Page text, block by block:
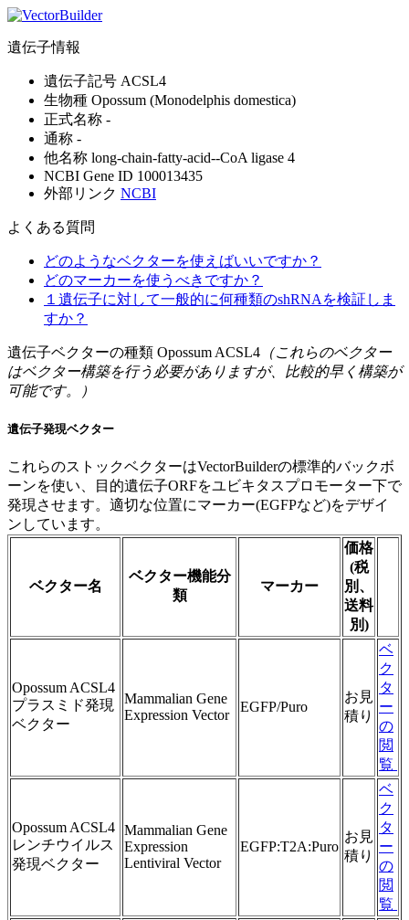
遺伝子情報
遺伝子記号 ACSL4
生物種 Opossum (Monodelphis domestica)
正式名称 -
通称 -
他名称 long-chain-fatty-acid--CoA ligase 4
NCBI Gene ID 100013435
外部リンク NCBI
よくある質問
どのようなベクターを使えばいいですか？
どのマーカーを使うべきですか？
１遺伝子に対して一般的に何種類のshRNAを検証しま
すか？
遺伝子ベクターの種類 Opossum ACSL4 （これらのベクター
はベクター構築を行う必要がありますが、比較的早く構築が
可能です。）
遺伝子発現ベクター
これらのストックベクターはVectorBuilderの標準的バックボ
ーンを使い、目的遺伝子ORFをユビキタスプロモーター下で
発現させます。適切な位置にマーカー(EGFPなど)をデザイ
ンしています。
ベクター名
ベクター機能分
類
マーカー
価格
(税
別、
送料
別)
Opossum ACSL4
プラスミド発現
ベクター
Mammalian Gene
Expression Vector
EGFP/Puro
お見
積り
ベ
ク
タ
ー
の
閲
覧
Opossum ACSL4
レンチウイルス
発現ベクター
Mammalian Gene
Expression
Lentiviral Vector
EGFP:T2A:Puro
お見
積り
ベ
ク
タ
ー
の
閲
覧